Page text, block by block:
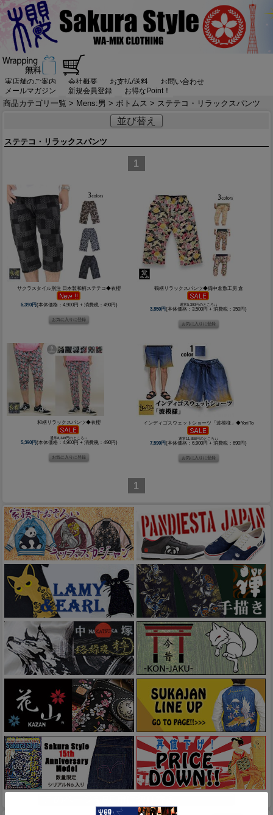
実店舗のご案内 会社概要 お支払/送料
お問い合わせ
メールマガジン
新規会員登録 お得なPoint！
商品カテゴリ一覧 > Mens:男 > ボトムス > ステテコ・リラックスパンツ
並び替え
ステテコ・リラックスパンツ
1
サクラスタイル別注 日本製和柄ステテコ◆衣櫻
5,390円(本体価格：4,900円 + 消費税：490円)
鶴柄リラックスパンツ◆備中倉敷工房 倉
通常5,390円のところ↓↓
3,850円(本体価格：3,500円 + 消費税：350円)
和柄リラックスパンツ◆衣櫻
通常8,349円のところ↓↓
5,390円(本体価格：4,900円 + 消費税：490円)
インディゴスウェットショーツ「波模様」◆YoriTo
通常11,858円のところ↓↓
7,590円(本体価格：6,900円 + 消費税：690円)
1